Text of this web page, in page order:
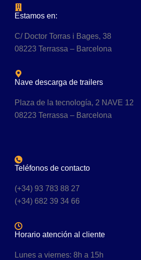
Estamos en:
C/ Doctor Torras i Bages, 38
08223 Terrassa – Barcelona
Nave descarga de trailers
Plaza de la tecnología, 2 NAVE 12
08223 Terrassa – Barcelona
Teléfonos de contacto
(+34) 93 783 88 27
(+34) 682 39 34 66
Horario atención al cliente
Lunes a viernes: 8h a 15h